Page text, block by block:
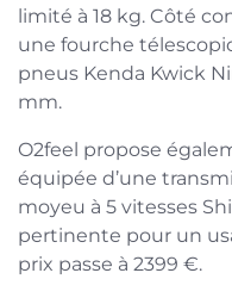
limité à 18 kg. Côté
une fourche
pneus Kenda Kwick
mm.
O2feel propose
équipée d’une
moyeu à 5 vitesses
pertinente pour un
prix passe à 2399 €.